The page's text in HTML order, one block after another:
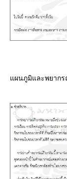
ผนภูมิและพยากร